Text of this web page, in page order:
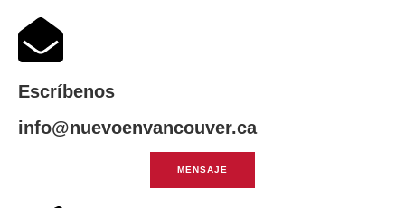
Escríbenos
info@nuevoenvancouver.ca
MENSAJE